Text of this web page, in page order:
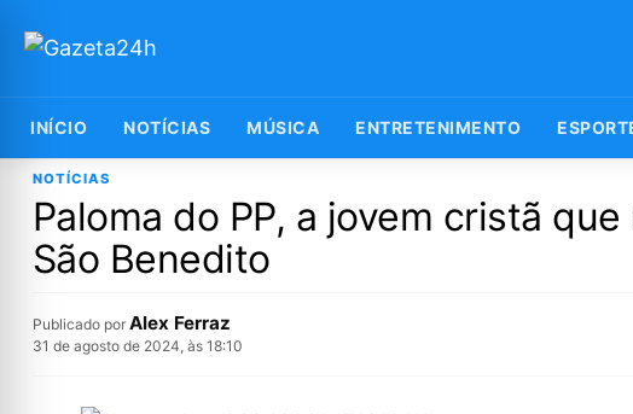
INÍCIO NOTÍCIAS MÚSICA ENTRETENIMENTO
NOTÍCIAS
Paloma do PP, a jovem cristã
São Benedito
Publicado por Alex Ferraz
31 de agosto de 2024, às 18:10